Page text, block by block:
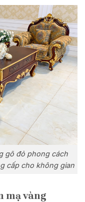
gõ đỏ phong cách
cấp cho không gian
mạ vàng